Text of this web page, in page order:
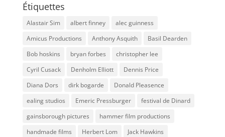
Étiquettes
Alastair Sim albert finney
alec guinness
Amicus Productions
Anthony Asquith
Basil Dearden
Bob hoskins
bryan forbes
christopher lee
Cyril Cusack
Denholm Elliott
Dennis Price
Diana Dors
dirk bogarde
Donald Pleasence
ealing studios
Emeric Pressburger
festival de Dinard
gainsborough pictures
hammer film productions
handmade films
Herbert Lom
Jack Hawkins